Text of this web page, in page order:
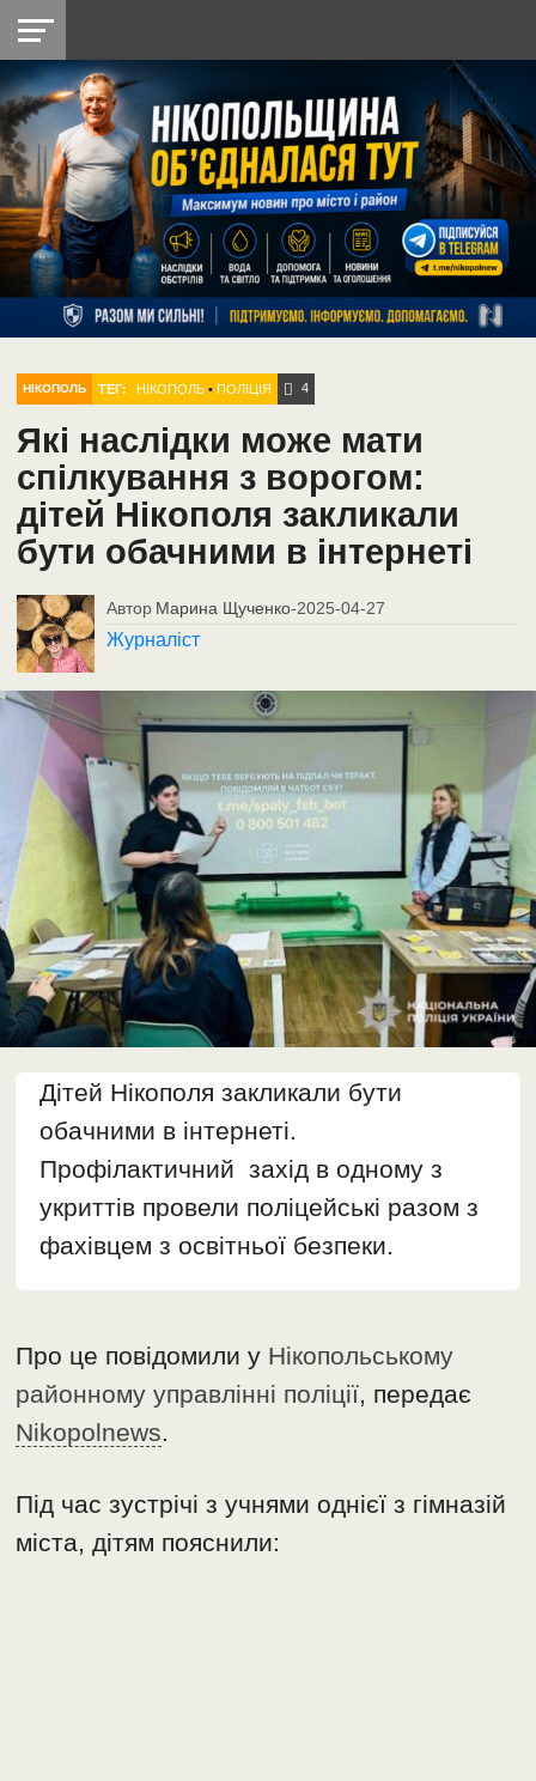
НІКОПОЛЬ
РАЙОН
СІЧЕСЛАВСЬКА
УКРАЇНА
РЕТРО
НІКОПОЛЬ
ЛАЙТ
УКРАЇНА
ДОПОМОГА
РАДІО
НІКОПОЛЬ ТЕГ: НІКОПОЛЬ •ПОЛІЦІЯ 4
Які наслідки може мати
спілкування з ворогом:
дітей Нікополя закликали
бути обачними в інтернеті
Автор Марина Щученко-2025-04-27
Журналіст
Дітей Нікополя закликали бути
обачними в інтернеті.
Профілактичний захід в одному з
укриттів провели поліцейські разом з
фахівцем з освітньої безпеки.
Про це повідомили у Нікопольському
районному управлінні поліції, передає
Nikopolnews.
Під час зустрічі з учнями однієї з гімназій
міста, дітям пояснили: